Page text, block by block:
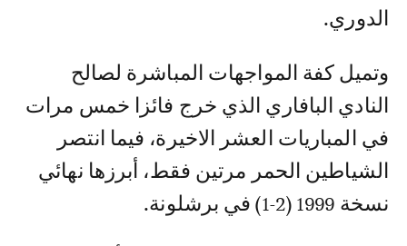
الدوري.
وتميل كفة المواجهات المباشرة لصالح
النادي البافاري الذي خرج فائزا خمس مرات
في المباريات العشر الاخيرة، فيما انتصر
الشياطين الحمر مرتين فقط، أبرزها نهائي
نسخة 1999 (2-1) في برشلونة.